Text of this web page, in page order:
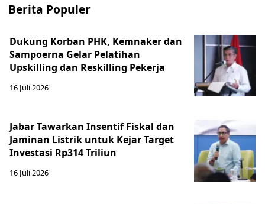
Berita Populer
Dukung Korban PHK, Kemnaker dan
Sampoerna Gelar Pelatihan
Upskilling dan Reskilling Pekerja
16 Juli 2026
Jabar Tawarkan Insentif Fiskal dan
Jaminan Listrik untuk Kejar Target
Investasi Rp314 Triliun
16 Juli 2026